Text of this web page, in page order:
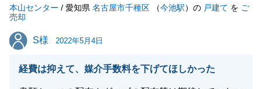
本山センター / 愛知県 名古屋市千種区 （今池駅）の 戸建て を ご
売却
S様
S様 2022年5月4日
経費は抑えて、媒介手数料を下げてほしかった